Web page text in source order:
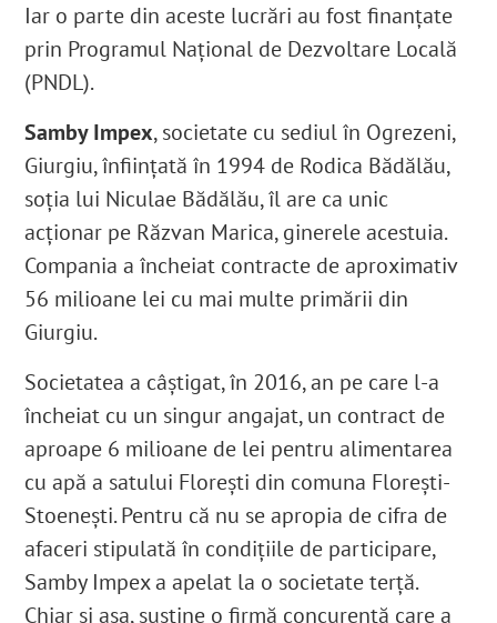
Iar o parte din aceste lucrări au fost finanțate
prin Programul Național de Dezvoltare Locală
(PNDL).
Samby Impex, societate cu sediul în Ogrezeni,
Giurgiu, înființată în 1994 de Rodica Bădălău,
soția lui Niculae Bădălău, îl are ca unic
acționar pe Răzvan Marica, ginerele acestuia.
Compania a încheiat contracte de aproximativ
56 milioane lei cu mai multe primării din
Giurgiu.
Societatea a câștigat, în 2016, an pe care l-a
încheiat cu un singurangajat, un contract de
aproape 6 milioane de lei pentru alimentarea
cu apă a satului Floreşti din comuna Florești-
Stoenești. Pentru că nu se apropia de cifra de
afaceri stipulată în condițiile de participare,
Samby Impex a apelat la o societate terţă.
Chiar şi aşa, susţine o firmă concurentă care a